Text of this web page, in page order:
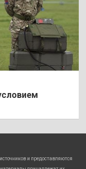
и предоставляются